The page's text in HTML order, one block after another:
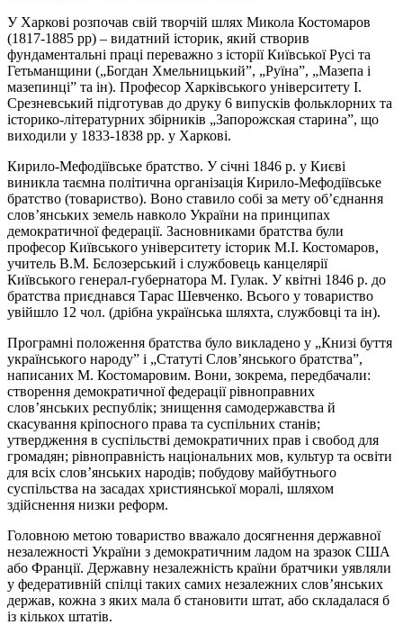
У Харкові розпочав свій творчій шлях Микола Костомаров
(1817-1885 рр) – видатний історик, який створив
фундаментальні праці переважно з історії Київської Русі та
Гетьманщини („Богдан Хмельницький”, „Руїна”, „Мазепа і
мазепинці” та ін). Професор Харківського університету І.
Срезневський підготував до друку 6 випусків фольклорних та
історико-літературних збірників „Запорожская старина”, що
виходили у 1833-1838 рр. у Харкові.
Кирило-Мефодіївське братство. У січні 1846 р. у Києві
виникла таємна політична організація Кирило-Мефодіївське
братство (товариство). Воно ставило собі за мету об’єднання
слов’янських земель навколо України на принципах
демократичної федерації. Засновниками братства були
професор Київського університету історик М.І. Костомаров,
учитель В.М. Бєлозерський і службовець канцелярії
Київського генерал-губернатора М. Гулак. У квітні 1846 р. до
братства приєднався Тарас Шевченко. Всього у товариство
увійшло 12 чол. (дрібна українська шляхта, службовці та ін).
Програмні положення братства було викладено у „Книзі буття
українського народу” і „Статуті Слов’янського братства”,
написаних М. Костомаровим. Вони, зокрема, передбачали:
створення демократичної федерації рівноправних
слов’янських республік; знищення самодержавства й
скасування кріпосного права та суспільних станів;
утвердження в суспільстві демократичних прав і свобод для
громадян; рівноправність національних мов, культур та освіти
для всіх слов’янських народів; побудову майбутнього
суспільства на засадах християнської моралі, шляхом
здійснення низки реформ.
Головною метою товариство вважало досягнення державної
незалежності України з демократичним ладом на зразок США
або Франції. Державну незалежність країни братчики уявляли
у федеративній спілці таких самих незалежних слов’янських
держав, кожна з яких мала б становити штат, або складалася б
із кількох штатів.